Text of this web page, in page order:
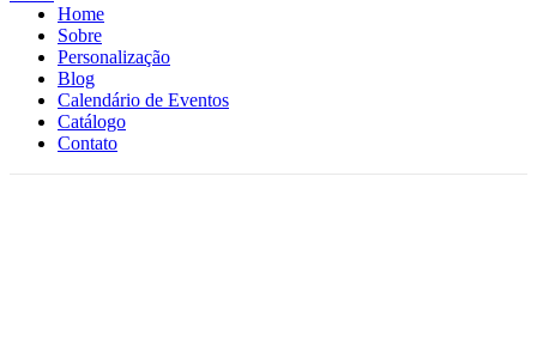
Home
Sobre
Personalização
Blog
Calendário de Eventos
Catálogo
Contato